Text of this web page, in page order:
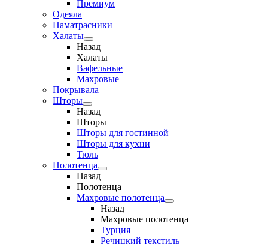
Премиум
Одеяла
Наматрасники
Халаты
Назад
Халаты
Вафельные
Махровые
Покрывала
Шторы
Назад
Шторы
Шторы для гостинной
Шторы для кухни
Тюль
Полотенца
Назад
Полотенца
Махровые полотенца
Назад
Махровые полотенца
Турция
Речицкий текстиль